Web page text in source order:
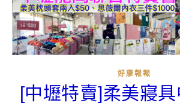
好康報報
[中壢特賣]柔美寢具